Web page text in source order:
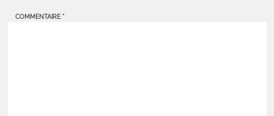
COMMENTAIRE *